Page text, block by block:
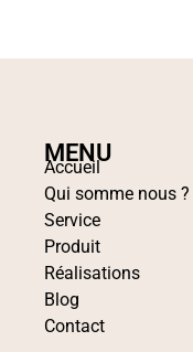
MENU
Accueil
Qui somme nous ?
Service
Produit
Réalisations
Blog
Contact